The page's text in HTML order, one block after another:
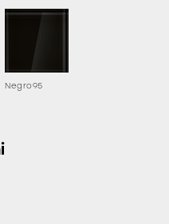
Negro95